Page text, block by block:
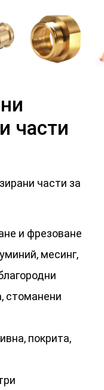
части
части за
и фрезоване
месинг,
стоманени
покрита,